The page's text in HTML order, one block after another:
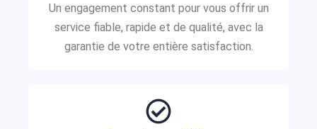
Un engagement constant pour vous offrir un
service fiable, rapide et de qualité, avec la
garantie de votre entière satisfaction.